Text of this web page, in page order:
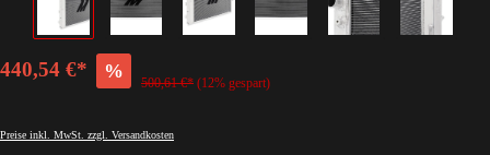
440,54 €* %
500,61 €* (12% gespart)
Preise inkl. MwSt. zzgl. Versandkosten